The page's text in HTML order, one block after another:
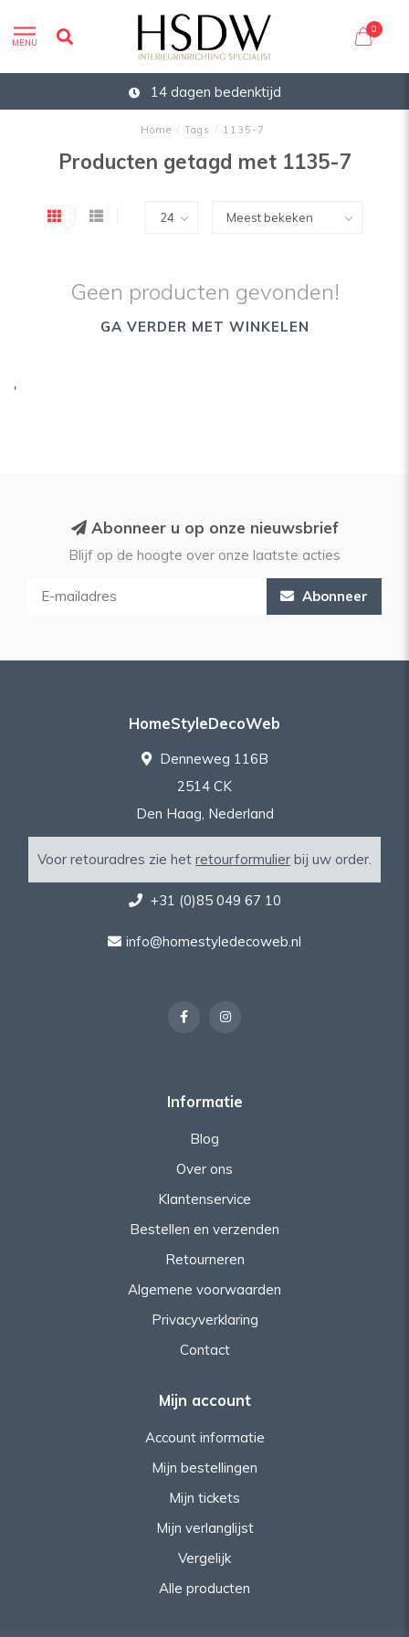
MENU
0
14 dagen bedenktijd
Home / Tags / 1135-7
Producten getagd met 1135-7
Geen producten gevonden!
GA VERDER MET WINKELEN
'
Abonneer u op onze nieuwsbrief
Blijf op de hoogte over onze laatste acties
Abonneer
HomeStyleDecoWeb
Denneweg 116B
2514 CK
Den Haag, Nederland
Voor retouradres zie het retourformulier bij uw order.
+31 (0)85 049 67 10
info@homestyledecoweb.nl
Informatie
Blog
Over ons
Klantenservice
Bestellen en verzenden
Retourneren
Algemene voorwaarden
Privacyverklaring
Contact
Mijn account
Account informatie
Mijn bestellingen
Mijn tickets
Mijn verlanglijst
Vergelijk
Alle producten